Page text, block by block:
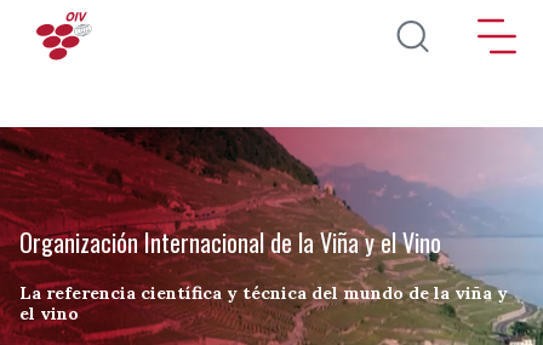
Pasar al contenido principal
Organización Internacional de la Viña y el Vino
La referencia científica y técnica del mundo de la viña y
el vino